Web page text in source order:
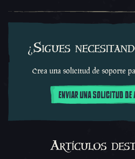
¿Sigues
Crea una solicitud de soporte
ENVIAR UNA SOLICITUD
Artículos